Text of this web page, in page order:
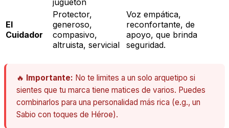
El
Cuidador
Protector,
generoso,
compasivo,
altruista, servicial
Voz empática,
reconfortante, de
apoyo, que brinda
seguridad.
🔥 Importante: No te limites a un solo arquetipo si
sientes que tu marca tiene matices de varios. Puedes
combinarlos para una personalidad más rica (e.g., un
Sabio con toques de Héroe).